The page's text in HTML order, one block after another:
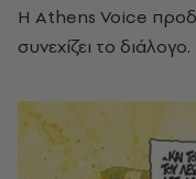
H Athens Voice
συνεχίζει το διάλογο.